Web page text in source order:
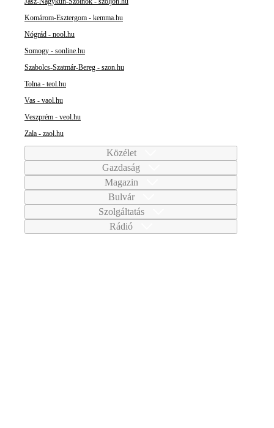
Komárom-Esztergom - kemma.hu
Nógrád - nool.hu
Somogy - sonline.hu
Szabolcs-Szatmár-Bereg - szon.hu
Tolna - teol.hu
Vas - vaol.hu
Veszprém - veol.hu
Zala - zaol.hu
Közélet
Gazdaság
Magazin
Bulvár
Szolgáltatás
Rádió